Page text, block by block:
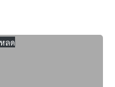
ลด